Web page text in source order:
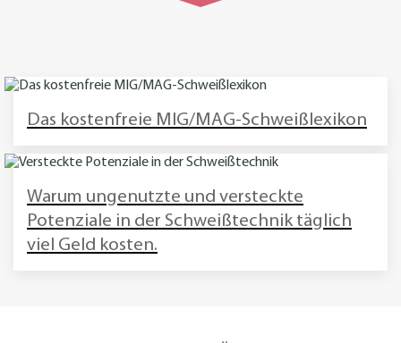
Das kostenfreie MIG/MAG-Schweißlexikon
Warum ungenutzte und versteckte
Potenziale in der Schweißtechnik täglich
viel Geld kosten.